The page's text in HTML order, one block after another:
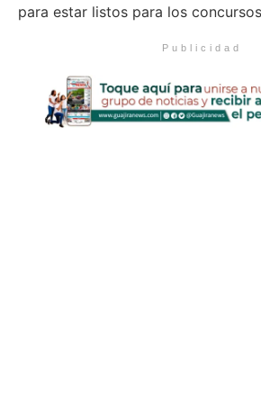
para estar listos para los
Publicidad